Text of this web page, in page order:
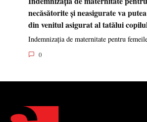
necăsătorite și neasigurate va
din venitul asigurat al tatălui
Indemnizația de maternitate pentru
0